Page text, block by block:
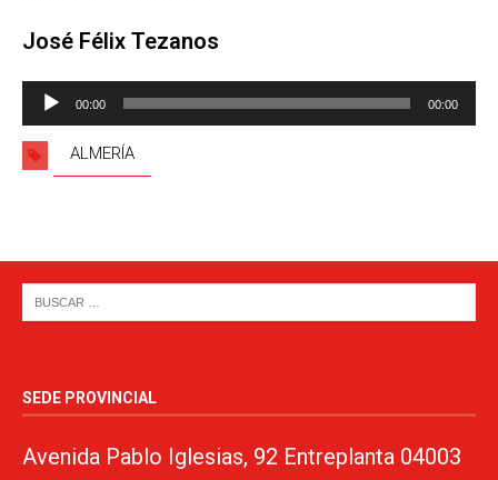
José Félix Tezanos
Reproductor
audio
00:00 00:00
ALMERÍA
SEDE PROVINCIAL
Avenida Pablo Iglesias, 92 Entreplanta 04003